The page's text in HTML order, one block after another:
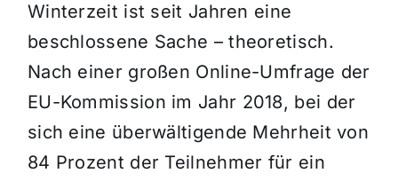
Winterzeit ist seit Jahren eine
beschlossene Sache – theoretisch.
Nach einer großen Online-Umfrage der
EU-Kommission im Jahr 2018, bei der
sich eine überwältigende Mehrheit von
84 Prozent der Teilnehmer für ein